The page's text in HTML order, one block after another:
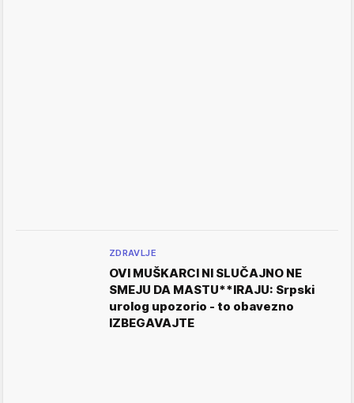
ZDRAVLJE
OVI MUŠKARCI NI SLUČAJNO NE
SMEJU DA MASTU**IRAJU: Srpski
urolog upozorio - to obavezno
IZBEGAVAJTE